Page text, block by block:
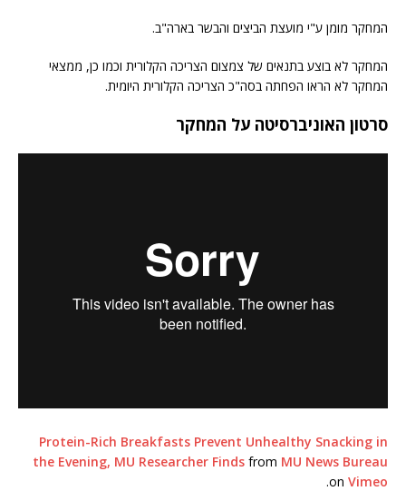
המחקר מומן ע"י מועצת הביצים והבשר בארה"ב.
המחקר לא בוצע בתנאים של צמצום הצריכה הקלורית וכמו כן, ממצאי
המחקר לא הראו הפחתה בסה"כ הצריכה הקלורית היומית.
סרטון האוניברסיטה על המחקר
Protein-Rich Breakfasts Prevent Unhealthy Snacking in
the Evening, MU Researcher Finds from MU News Bureau
on Vimeo
.